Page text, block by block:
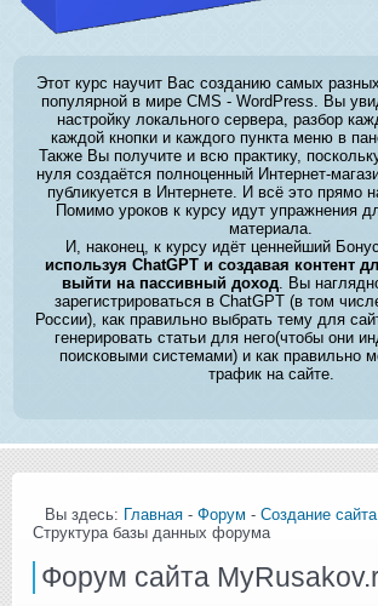
Этот курс научит Вас созданию самых
популярной в мире CMS - WordPress. Вы
настройку локального сервера, разбор
каждой кнопки и каждого пункта меню в
Также Вы получите и всю практику,
нуля создаётся полноценный Интернет-
публикуется в Интернете. И всё это прямо
Помимо уроков к курсу идут упражнения
материала.
И, наконец, к курсу идёт ценнейший
используя ChatGPT и создавая контент
выйти на пассивный доход. Вы
зарегистрироваться в ChatGPT (в том
России), как правильно выбрать тему для
генерировать статьи для него(чтобы они
поисковыми системами) и как правильно
трафик на сайте.
Вы здесь: Главная - Форум - Создание сайта
Структура базы данных форума
Форум сайта